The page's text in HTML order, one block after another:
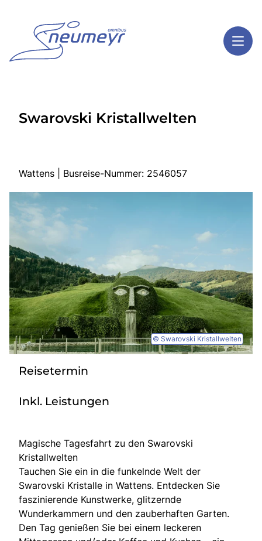
Highlights
Start
Tagesreisen
Bus anmieten
Service
Kontakt
Swarovski Kristallwelten
Wattens | Busreise-Nummer: 2546057
© Swarovski Kristallwelten
Reisetermin
Inkl. Leistungen
Magische Tagesfahrt zu den Swarovski
Kristallwelten
Tauchen Sie ein in die funkelnde Welt der
Swarovski Kristalle in Wattens. Entdecken Sie
faszinierende Kunstwerke, glitzernde
Wunderkammern und den zauberhaften Garten.
Den Tag genießen Sie bei einem leckeren